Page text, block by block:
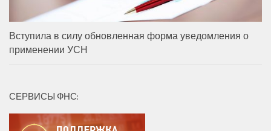
Вступила в силу обновленная форма уведомления о
применении УСН
СЕРВИСЫ ФНС: